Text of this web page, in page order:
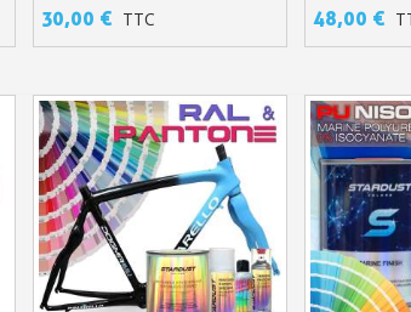
Livraison
Réduction de 5€
10€ de bon
Inscription à la
30,00 € TTC 48,00 €